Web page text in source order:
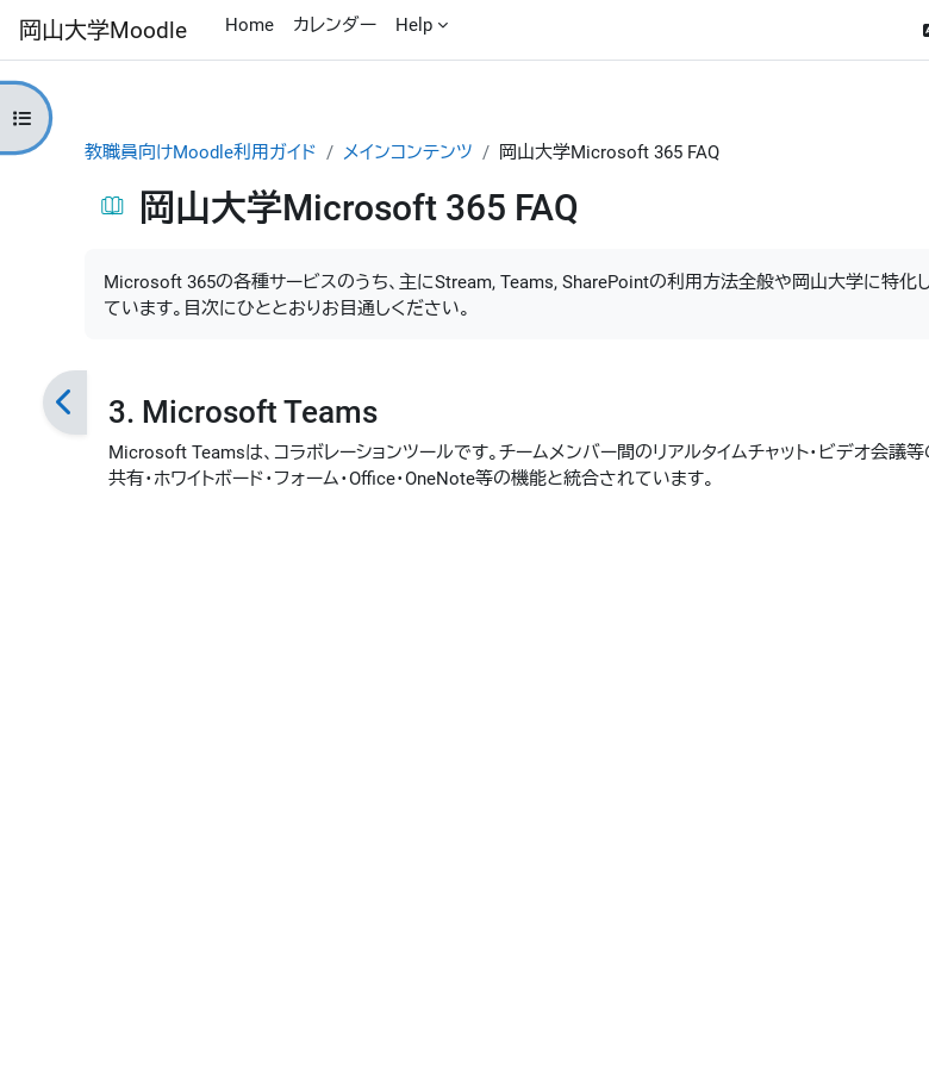
岡山大学Moodle Home カレンダー Help
コースインデックスを開く
教職員向けMoodle利用ガイド
メインコンテンツ 岡山大学Microsoft 365 FAQ
岡山大学Microsoft 365 FAQ
Microsoft 365の各種サービスのうち、主にStream, Teams, SharePointの利用方法全般や岡山大学に特化
ています。目次にひととおりお目通しください。
3. Microsoft Teams
Microsoft Teamsは、コラボレーションツールです。チームメンバー間のリアルタイムチャット・ビデオ会議等
共有・ホワイトボード・フォーム・Office・OneNote等の機能と統合されています。